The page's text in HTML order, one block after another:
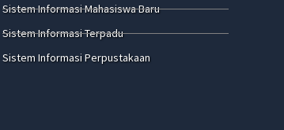
Sistem Informasi Mahasiswa Baru
Sistem Informasi Terpadu
Sistem Informasi Perpustakaan